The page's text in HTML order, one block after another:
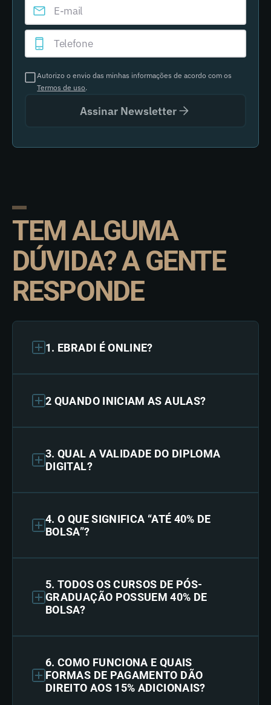
Autorizo o envio das minhas informações de acordo com os
Termos de uso.
Assinar Newsletter
TEM ALGUMA
DÚVIDA? A GENTE
RESPONDE
1. EBRADI É ONLINE?
2 QUANDO INICIAM AS AULAS?
3. QUAL A VALIDADE DO DIPLOMA
DIGITAL?
4. O QUE SIGNIFICA “ATÉ 40% DE
BOLSA”?
5. TODOS OS CURSOS DE PÓS-
GRADUAÇÃO POSSUEM 40% DE
BOLSA?
6. COMO FUNCIONA E QUAIS
FORMAS DE PAGAMENTO DÃO
DIREITO AOS 15% ADICIONAIS?